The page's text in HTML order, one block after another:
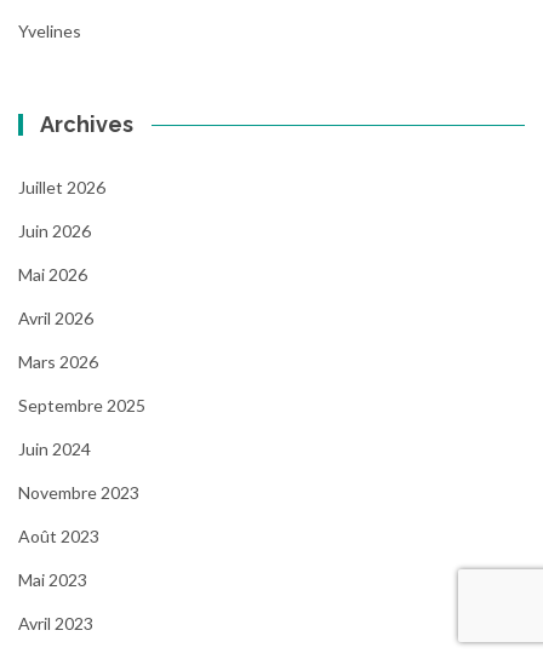
Yvelines
Archives
Juillet 2026
Juin 2026
Mai 2026
Avril 2026
Mars 2026
Septembre 2025
Juin 2024
Novembre 2023
Août 2023
Mai 2023
Avril 2023